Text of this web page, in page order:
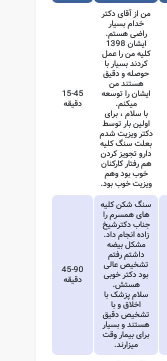
من از آقای دکتر
خدام بسیار
راضی هستم.
ایشان 1398
کلیه من را عمل
کردند بسیار با
حوصله و دقیق
هستند من
ایشان را توسعه
میکنم.
با سلام ، برای
اولین بار توسط
دکتر ویزیت شدم
بعلت سنگ کلیه
دارو تجویز کردن
هم رفتار کارکنان
خوب بود وهم
ویزیت خوب بود.
15-45
دقیقه
سنگ شکن کلیه
های همسرم را
جناب دکترشیخ
زاده انجام داد.
مشکل بیضه
داشتم رفتم
تشخیص عالی
بود دکتر خوبی
هستش.
سلام پزشک با
اخلاق و با
تشخیص دقیق
هستند و بسیار
برای بیمار وقت
میزارند.
45-90
دقیقه